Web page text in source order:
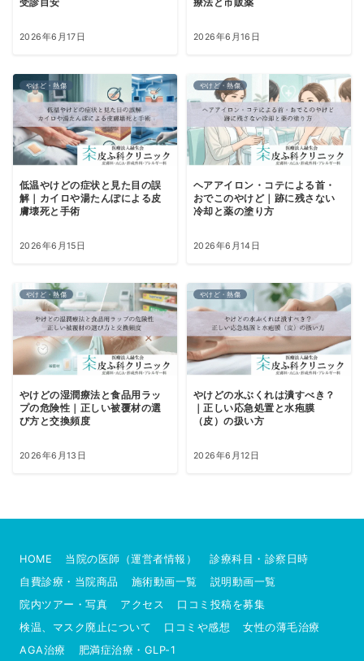
2026年6月17日 2026年6月16日
やけど・熱傷
低温やけどの症状と見た目の誤
解｜カイロや湯たんぽによる皮
膚壊死と手術
2026年6月15日
やけど・熱傷
ヘアアイロン・コテによる首・
おでこのやけど｜跡に残さない
冷却と薬の塗り方
2026年6月14日
やけど・熱傷
やけどの湿潤療法と食品用ラッ
プの危険性｜正しい被覆材の選
び方と交換頻度
2026年6月13日
やけど・熱傷
やけどの水ぶくれは潰すべき？
｜正しい応急処置と水疱膜
（皮）の扱い方
2026年6月12日
HOME 当院の医師（運営者情報）
診療科目・診察日時
自費診療・当院商品
施術動画一覧
説明動画一覧
院内ツアー・写真
アクセス
口コミ投稿を募集
検温、マスク廃止について
口コミや感想
女性の薄毛治療
AGA治療
肥満症治療・GLP-1